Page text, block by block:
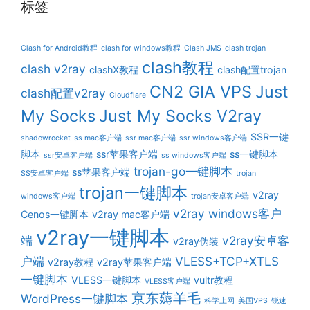
标签
Clash for Android教程 clash for windows教程 Clash JMS clash trojan
clash v2ray clashX教程 clash教程 clash配置trojan
clash配置v2ray Cloudflare CN2 GIA VPS Just
My Socks Just My Socks V2ray
shadowrocket ss mac客户端 ssr mac客户端 ssr windows客户端 SSR一键
脚本 ssr安卓客户端 ssr苹果客户端 ss windows客户端 ss一键脚本
SS安卓客户端 ss苹果客户端 trojan-go一键脚本 trojan
windows客户端 trojan一键脚本 trojan安卓客户端 v2ray
Cenos一键脚本 v2ray mac客户端 v2ray windows客户
端 v2ray一键脚本 v2ray伪装 v2ray安卓客
户端 v2ray教程 v2ray苹果客户端 VLESS+TCP+XTLS
一键脚本 VLESS一键脚本 VLESS客户端 vultr教程
WordPress一键脚本 京东薅羊毛 科学上网 美国VPS 锐速